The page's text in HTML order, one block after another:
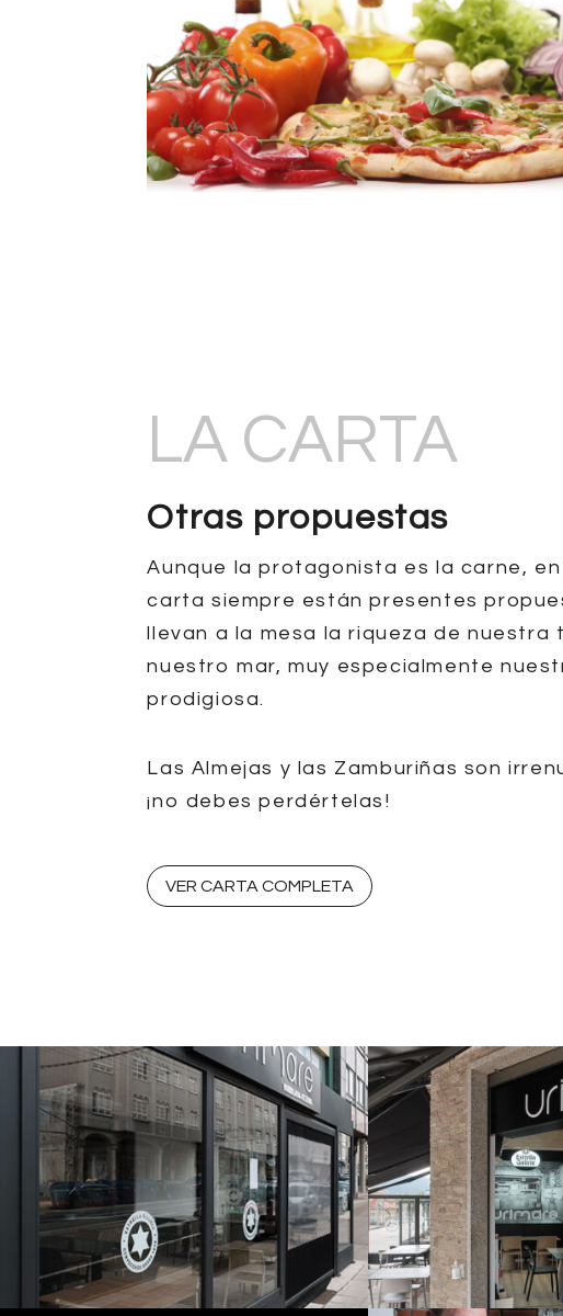
LA CARTA
Otras propuestas
Aunque la protagonista es la carne,
carta siempre están presentes
llevan a la mesa la riqueza de nuestra
nuestro mar, muy especialmente
prodigiosa.
Las Almejas y las Zamburiñas son
¡no debes perdértelas!
VER CARTA COMPLETA